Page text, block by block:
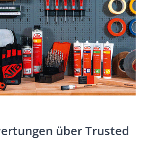
über Trusted